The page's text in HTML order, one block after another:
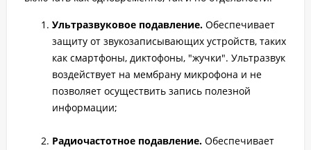
Ультразвуковое подавление. Обеспечивает
защиту от звукозаписывающих устройств, таких
как смартфоны, диктофоны, "жучки". Ультразвук
воздействует на мембрану микрофона и не
позволяет осуществить запись полезной
информации;
Радиочастотное подавление. Обеспечивает